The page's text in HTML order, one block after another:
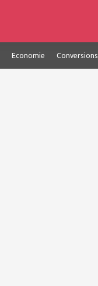
Economie Conversions